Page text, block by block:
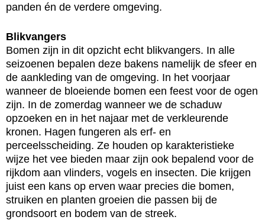
panden én de verdere omgeving.
Blikvangers
Bomen zijn in dit opzicht echt blikvangers. In alle
seizoenen bepalen deze bakens namelijk de sfeer en
de aankleding van de omgeving. In het voorjaar
wanneer de bloeiende bomen een feest voor de ogen
zijn. In de zomerdag wanneer we de schaduw
opzoeken en in het najaar met de verkleurende
kronen. Hagen fungeren als erf- en
perceelsscheiding. Ze houden op karakteristieke
wijze het vee bieden maar zijn ook bepalend voor de
rijkdom aan vlinders, vogels en insecten. Die krijgen
juist een kans op erven waar precies die bomen,
struiken en planten groeien die passen bij de
grondsoort en bodem van de streek.